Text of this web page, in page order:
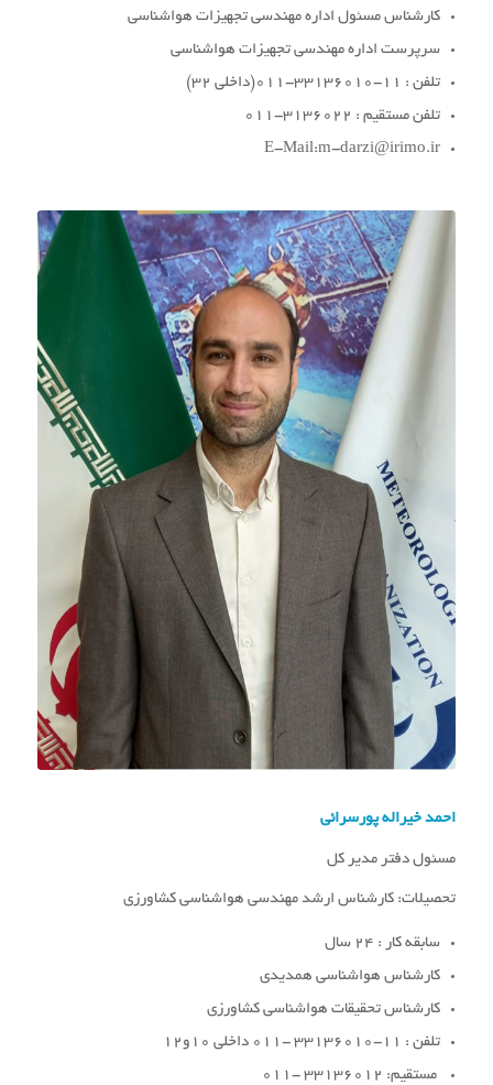
کارشناس مسئول اداره مهندسی تجهیزات هواشناسی
سرپرست اداره مهندسی تجهیزات هواشناسی
تلفن : 11-33136010-011(داخلي 32)
تلفن مستقیم : 3136022-011
E-Mail:m-darzi@irimo.ir
احمد خیراله پورسرائی
مسئول دفتر مدیر کل
تحصیلات: کارشناس ارشد مهندسی هواشناسی کشاورزی
سابقه کار : 24 سال
کارشناس هواشناسی همدیدی
کارشناس تحقیقات هواشناسی کشاورزی
تلفن : 11-33136010 -011 داخلی 10و12
مستقیم: 33136012 -011